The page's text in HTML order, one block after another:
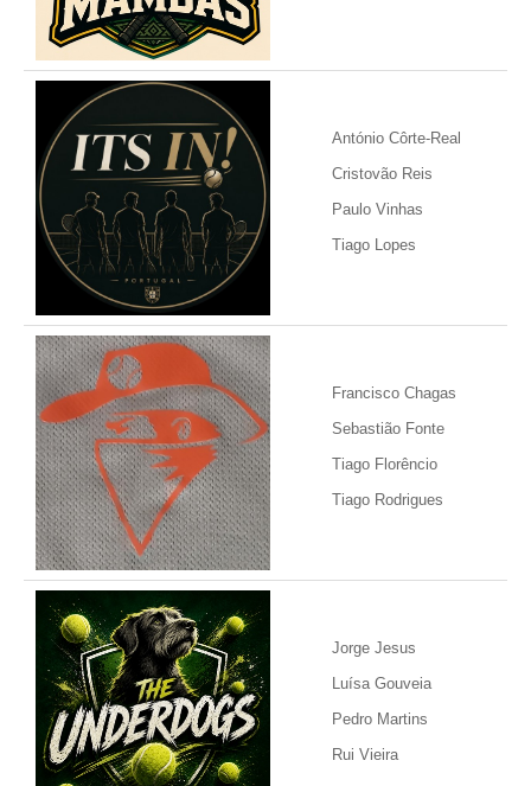
António Côrte-Real
Cristovão Reis
Paulo Vinhas
Tiago Lopes
Francisco Chagas
Sebastião Fonte
Tiago Florêncio
Tiago Rodrigues
Jorge Jesus
Luísa Gouveia
Pedro Martins
Rui Vieira